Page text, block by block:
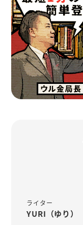
ライター
YURI（ゆり）